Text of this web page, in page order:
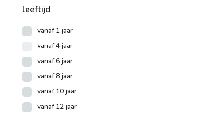
leeftijd
vanaf 1 jaar
vanaf 4 jaar
vanaf 6 jaar
vanaf 8 jaar
vanaf 10 jaar
vanaf 12 jaar